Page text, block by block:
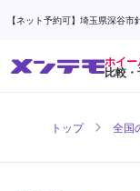
【ネット予約可】埼玉県深谷
ホイ
比較・
トップ 全国